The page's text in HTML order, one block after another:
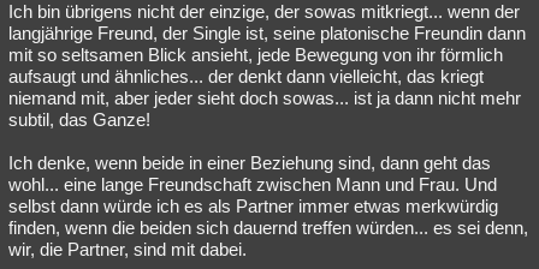
Ich bin übrigens nicht der einzige, der sowas mitkriegt... wenn der
langjährige Freund, der Single ist, seine platonische Freundin dann
mit so seltsamen Blick ansieht, jede Bewegung von ihr förmlich
aufsaugt und ähnliches... der denkt dann vielleicht, das kriegt
niemand mit, aber jeder sieht doch sowas... ist ja dann nicht mehr
subtil, das Ganze!
Ich denke, wenn beide in einer Beziehung sind, dann geht das
wohl... eine lange Freundschaft zwischen Mann und Frau. Und
selbst dann würde ich es als Partner immer etwas merkwürdig
finden, wenn die beiden sich dauernd treffen würden... es sei denn,
wir, die Partner, sind mit dabei.